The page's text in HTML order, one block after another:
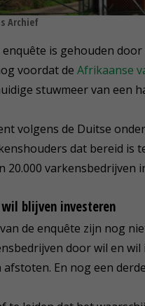
Archief
enquête is gehouden
voordat de Afrikaanse
stuwmeer van een
volgens de Duitse
dat bereid is
20.000 varkensbedrijven
wil blijven investeren
de enquête zijn nog
door wil en
afstoten. En nog een